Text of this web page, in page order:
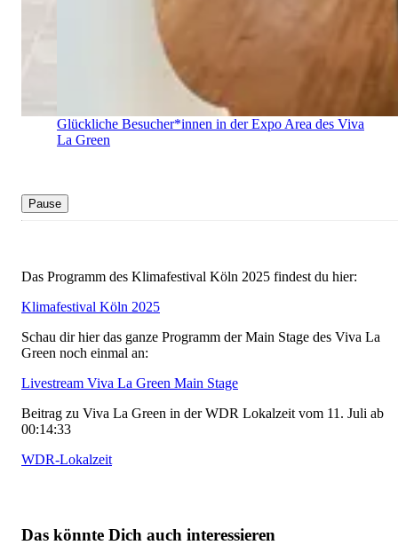
Glückliche Besucher*innen in der Expo Area des Viva
La Green
Pause
Das Programm des Klimafestival Köln 2025 findest du hier:
Klimafestival Köln 2025
Schau dir hier das ganze Programm der Main Stage des Viva La
Green noch einmal an:
Livestream Viva La Green Main Stage
Beitrag zu Viva La Green in der WDR Lokalzeit vom 11. Juli ab
00:14:33
WDR-Lokalzeit
Das könnte Dich auch interessieren